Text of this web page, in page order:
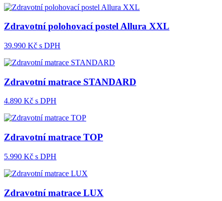
Zdravotní polohovací postel Allura XXL
39.990 Kč s DPH
Zdravotní matrace STANDARD
4.890 Kč s DPH
Zdravotní matrace TOP
5.990 Kč s DPH
Zdravotní matrace LUX